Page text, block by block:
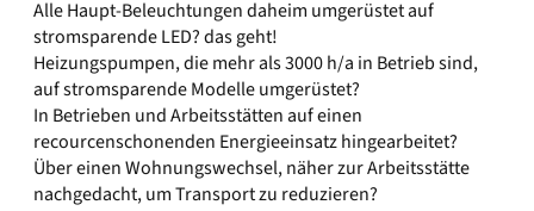
Alle Haupt-Beleuchtungen daheim umgerüstet auf
stromsparende LED? das geht!
Heizungspumpen, die mehr als 3000 h/a in Betrieb sind,
auf stromsparende Modelle umgerüstet?
In Betrieben und Arbeitsstätten auf einen
recourcenschonenden Energieeinsatz hingearbeitet?
Über einen Wohnungswechsel, näher zur Arbeitsstätte
nachgedacht, um Transport zu reduzieren?